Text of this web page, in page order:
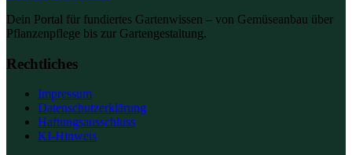
Dein Portal für fundiertes Gartenwissen – von Gemüseanbau über
Pflanzenpflege bis zur Gartengestaltung.
Rechtliches
Impressum
Datenschutzerklärung
Haftungsausschluss
KI-Hinweis